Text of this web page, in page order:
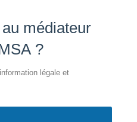
médiateur
?
légale et